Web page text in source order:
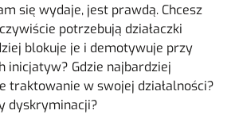
się wydaje, jest prawdą. Chcesz
potrzebują działaczki
blokuje je i demotywuje przy
inicjatyw? Gdzie najbardziej
traktowanie w swojej działalności?
dyskryminacji?